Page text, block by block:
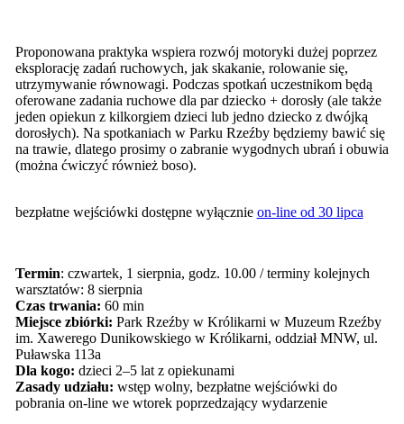
Proponowana praktyka wspiera rozwój motoryki dużej poprzez
eksplorację zadań ruchowych, jak skakanie, rolowanie się,
utrzymywanie równowagi. Podczas spotkań uczestnikom będą
oferowane zadania ruchowe dla par dziecko + dorosły (ale także
jeden opiekun z kilkorgiem dzieci lub jedno dziecko z dwójką
dorosłych). Na spotkaniach w Parku Rzeźby będziemy bawić się
na trawie, dlatego prosimy o zabranie wygodnych ubrań i obuwia
(można ćwiczyć również boso).
bezpłatne wejściówki dostępne wyłącznie on-line od 30 lipca
Termin: czwartek, 1 sierpnia, godz. 10.00 / terminy kolejnych
warsztatów: 8 sierpnia
Czas trwania: 60 min
Miejsce zbiórki: Park Rzeźby w Królikarni w Muzeum Rzeźby
im. Xawerego Dunikowskiego w Królikarni, oddział MNW, ul.
Puławska 113a
Dla kogo: dzieci 2–5 lat z opiekunami
Zasady udziału: wstęp wolny, bezpłatne wejściówki do
pobrania on-line we wtorek poprzedzający wydarzenie